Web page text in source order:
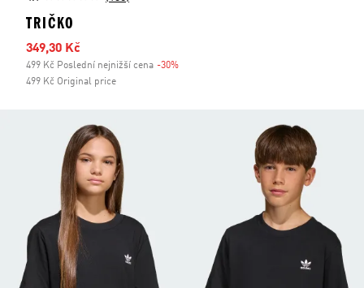
TRIČKO
Zlevněná cena
349,30 Kč
499 Kč Poslední nejnižší cena -30%
499 Kč Original price